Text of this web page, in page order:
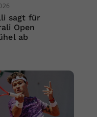
sagt für
Open
ab